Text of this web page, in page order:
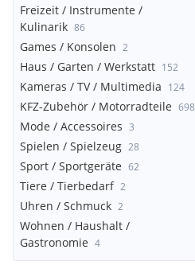
Freizeit / Instrumente /
Kulinarik 86
Games / Konsolen 2
Haus / Garten / Werkstatt 152
Kameras / TV / Multimedia 124
KFZ-Zubehör / Motorradteile 698
Mode / Accessoires 3
Spielen / Spielzeug 28
Sport / Sportgeräte 62
Tiere / Tierbedarf 2
Uhren / Schmuck 2
Wohnen / Haushalt /
Gastronomie 4